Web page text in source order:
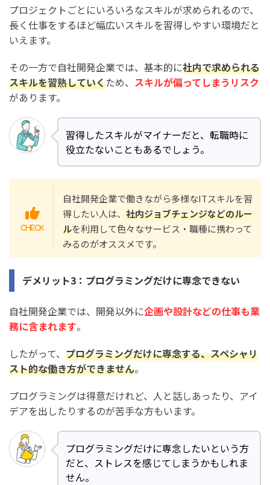
プロジェクトごとにいろいろなスキルが求められるので、
長く仕事をするほど幅広いスキルを習得しやすい環境だと
いえます。
その一方で自社開発企業では、基本的に社内で求められる
スキルを習熟していくため、 スキルが偏ってしまうリスク
があります。
習得したスキルがマイナーだと、転職時に
役立たないこともあるでしょう。
自社開発企業で働きながら多様なITスキルを習
得したい人は、 社内ジョブチェンジなどのルー
ルを利用して色々なサービス・職種に携わって
みるのがオススメです。
デメリット3：プログラミングだけに専念できない
自社開発企業では、開発以外に企画や設計などの仕事も業
務に含まれます。
したがって、 プログラミングだけに専念する、スペシャリ
スト的な働き方ができません。
プログラミングは得意だけれど、人と話しあったり、アイ
デアを出したりするのが苦手な方もいます。
プログラミングだけに専念したいという方
だと、ストレスを感じてしまうかもしれま
せん。